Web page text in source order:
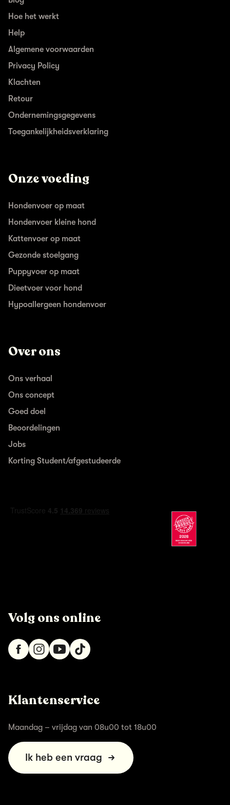
Hoe het werkt
Help
Algemene voorwaarden
Privacy Policy
Klachten
Retour
Ondernemingsgegevens
Toegankelijkheidsverklaring
Onze voeding
Hondenvoer op maat
Hondenvoer kleine hond
Kattenvoer op maat
Gezonde stoelgang
Puppyvoer op maat
Dieetvoer voor hond
Hypoallergeen hondenvoer
Over ons
Ons verhaal
Ons concept
Goed doel
Beoordelingen
Jobs
Korting Student/afgestudeerde
Volg ons online
Klantenservice
Maandag – vrijdag van 08u00 tot 18u00
Ik heb een vraag